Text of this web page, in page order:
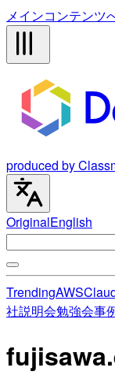
メインコンテンツ
produced by
OriginalEnglish
TrendingAWS
社説明会勉強会事